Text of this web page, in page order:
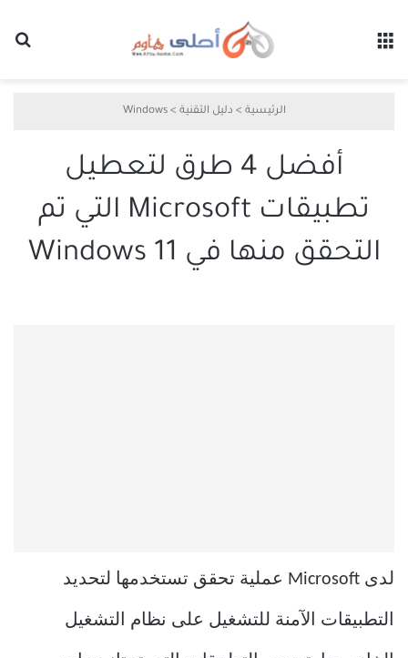
الرئيسية > دليل التقنية >
Windows
أفضل 4 طرق لتعطيل
تطبيقات Microsoft التي تم
التحقق منها في Windows 11
لدى Microsoft عملية تحقق تستخدمها لتحديد
التطبيقات الآمنة للتشغيل على نظام التشغيل